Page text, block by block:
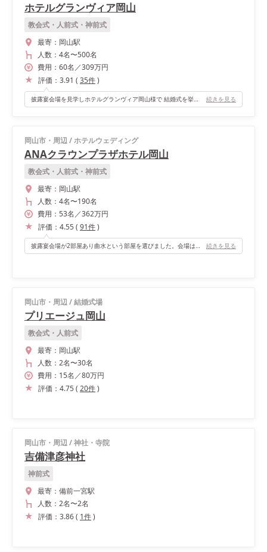
ホテルグランヴィア岡山
教会式・人前式・神前式
最寄： 岡山駅
人数： 4名〜500名
費用： 60名 ／309万円
評価： 3.91 ( 35件)
披露宴会場を見学しホテルグランヴィア岡山様で 結婚式を挙げることを決めました✨ 天井がとても高く開放感があり、 シャンデリアのデザインもお気に入りです🥰 新郎側のゲストにスポーツマンが多いこともあり、 ゲスト皆様に窮屈な思いをしてほしくないことから この披露宴会場に決めました💪🏽⚾️ ドレスを着て歩く際、裾を気にすることなく堂々と歩ける くらいとても広い会場でしたので本当におすすめです😊 "ホテル婚の王道な披露宴会場"という感じも ここに決めたひとつのポイントでした🤍 続きを見る
岡山市・周辺/ホテルウェディング
ANAクラウンプラザホテル岡山
教会式・人前式・神前式
最寄： 岡山駅
人数： 4名〜190名
費用： 53名 ／362万円
評価： 4.55( 91件)
披露宴会場が2部屋あり曲水という部屋を選びました。会場はとても広く、落ち着ける色合いの会場で理想とする重厚感がありました。ゲストの数が多くてもテーブル同士の距離が近くない点もおすすめポイントです！ 続きを見る
岡山市・周辺/結婚式場
プリエージュ岡山
教会式・人前式
最寄： 岡山駅
人数： 2名〜30名
費用： 15名 ／80万円
評価： 4.75( 20件)
岡山市・周辺/神社・寺院
吉備津彦神社
神前式
最寄： 備前一宮駅
人数： 2名〜2名
評価： 3.86( 1件)